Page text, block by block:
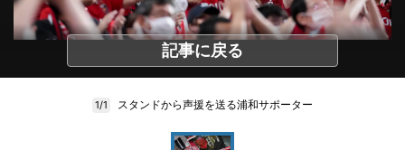
記事に戻る
1/1 スタンドから声援を送る浦和サポーター